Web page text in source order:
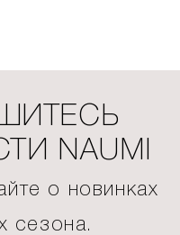
NAUMI
о новинках
сезона.